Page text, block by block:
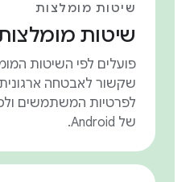
שיטות מומלצות
שיטות
פועלים לפי השיטות
שקשור לאבטחה
לפרטיות המשתמשים
של Android.